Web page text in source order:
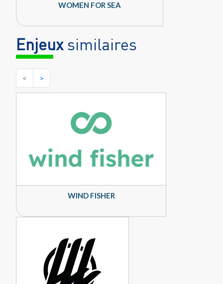
WOMEN FOR SEA
Enjeuxsimilaires
< >
WIND FISHER